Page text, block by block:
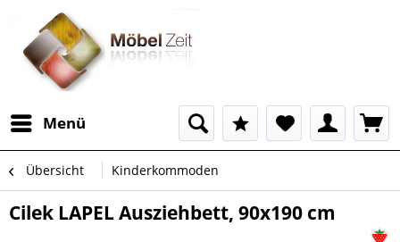
Menü
Übersicht Kinderkommoden
Cilek LAPEL Ausziehbett, 90x190 cm